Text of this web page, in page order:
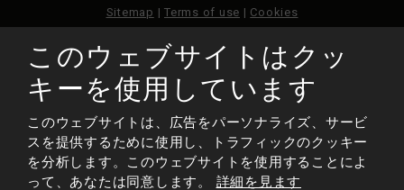
Sitemap | Terms of use | Cookies
このウェブサイトはGoogleReCAPTCHAによって保護さ
れており、Googleのプライバシーポリシーと利用規約が
適用されます。
作られた
このウェブサイトはクッ
キーを使用しています
このウェブサイトは、広告をパーソナライズ、サービ
スを提供するために使用し、トラフィックのクッキー
を分析します。このウェブサイトを使用することによ
って、あなたは同意します。 詳細を見ます